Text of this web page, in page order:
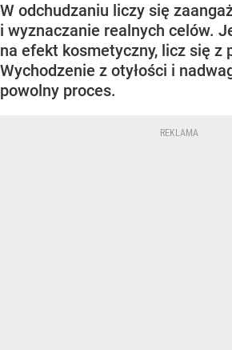
W odchudzaniu liczy się
i wyznaczanie realnych celów.
na efekt kosmetyczny, licz się z
Wychodzenie z otyłości i
powolny proces.